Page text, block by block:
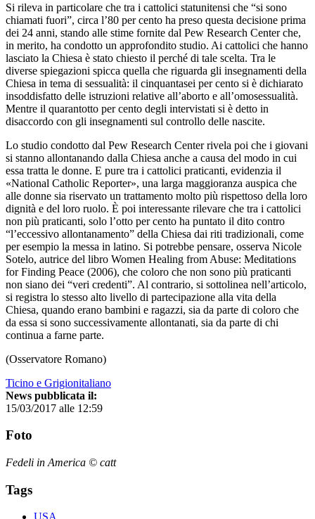
Si rileva in particolare che tra i cattolici statunitensi che “si sono
chiamati fuori”, circa l’80 per cento ha preso questa decisione prima
dei 24 anni, stando alle stime fornite dal Pew Research Center che,
in merito, ha condotto un approfondito studio. Ai cattolici che hanno
lasciato la Chiesa è stato chiesto il perché di tale scelta. Tra le
diverse spiegazioni spicca quella che riguarda gli insegnamenti della
Chiesa in tema di sessualità: il cinquantasei per cento si è dichiarato
insoddisfatto delle istruzioni relative all’aborto e all’omosessualità.
Mentre il quarantotto per cento degli intervistati si è detto in
disaccordo con gli insegnamenti sul controllo delle nascite.
Lo studio condotto dal Pew Research Center rivela poi che i giovani
si stanno allontanando dalla Chiesa anche a causa del modo in cui
essa tratta le donne. E pure tra i cattolici praticanti, evidenzia il
«National Catholic Reporter», una larga maggioranza auspica che
alle donne sia riservato un trattamento molto più rispettoso della loro
dignità e del loro ruolo. È poi interessante rilevare che tra i cattolici
non più praticanti, solo l’otto per cento ha puntato il dito contro
“l’eccessivo allontanamento” della Chiesa dai riti tradizionali, come
per esempio la messa in latino. Si potrebbe pensare, osserva Nicole
Sotelo, autrice del libro Women Healing from Abuse: Meditations
for Finding Peace (2006), che coloro che non sono più praticanti
non siano dei “veri credenti”. Al contrario, si sottolinea nell’articolo,
si registra lo stesso alto livello di partecipazione alla vita della
Chiesa, quando erano bambini e ragazzi, sia da parte di coloro che
da essa si sono successivamente allontanati, sia da parte di chi
continua a farne parte.
(Osservatore Romano)
Ticino e Grigionitaliano
News pubblicata il:
15/03/2017 alle 12:59
Foto
Fedeli in America © catt
Tags